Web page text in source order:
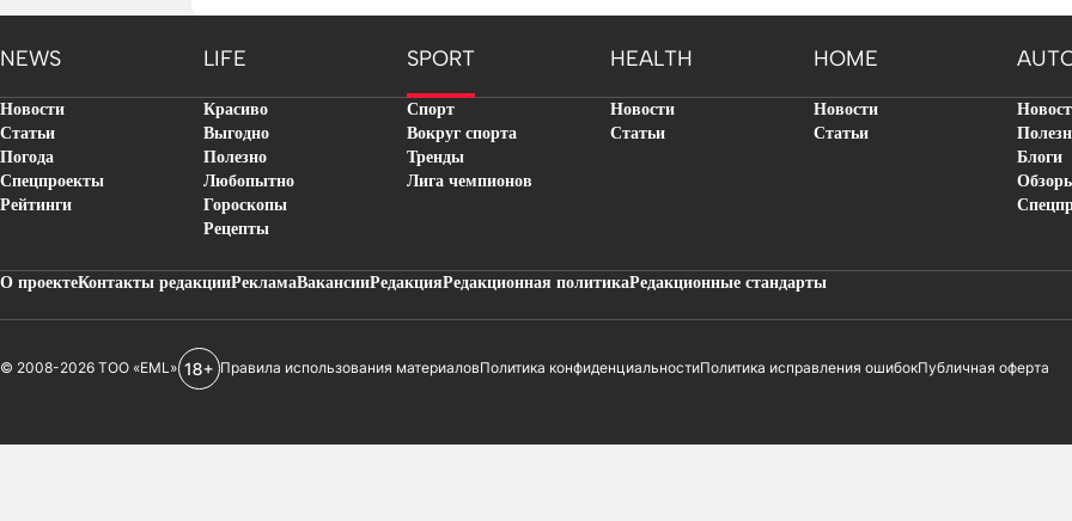
NEWS LIFE SPORT HEALTH HOME
Новости
Статьи
Погода
Спецпроекты
Рейтинги
Красиво
Выгодно
Полезно
Любопытно
Гороскопы
Рецепты
Спорт
Вокруг спорта
Тренды
Лига чемпионов
Новости
Статьи
Новости
Статьи
Блоги
О проектеКонтакты редакцииРекламаВакансииРедакцияРедакционная политикаРедакционные стандарты
© 2008-2026 ТОО «EML» Правила использования материаловПолитика конфиденциальностиПолитика исправления ошибокПубличная оферта